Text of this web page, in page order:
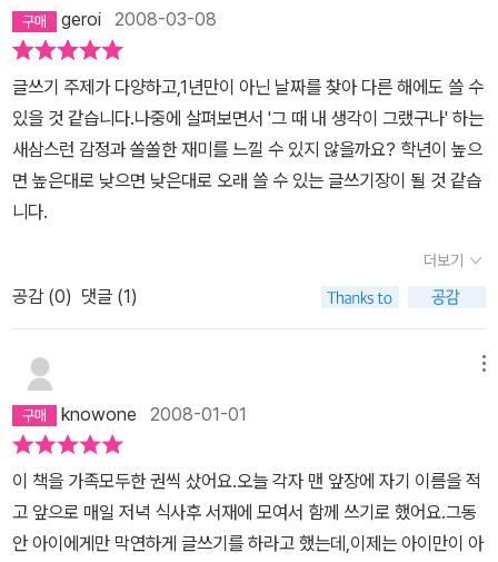
geroi 2008-03-08
글쓰기 주제가 다양하고,1년만이 아닌 날짜를 찾아 다른 해에도 쓸 수
있을 것 같습니다.나중에 살펴보면서 '그 때 내 생각이 그랬구나' 하는
새삼스런 감정과 쏠쏠한 재미를 느낄 수 있지 않을까요? 학년이 높으
면 높은대로 낮으면 낮은대로 오래 쓸 수 있는 글쓰기장이 될 것 같습
니다.
더보기
공감 (0) 댓글 (1)
knowone 2008-01-01
이 책을 가족모두한 권씩 샀어요.오늘 각자 맨 앞장에 자기 이름을 적
고 앞으로 매일 저녁 식사후 서재에 모여서 함께 쓰기로 했어요.그동
안 아이에게만 막연하게 글쓰기를 하라고 했는데,이제는 아이만이 아